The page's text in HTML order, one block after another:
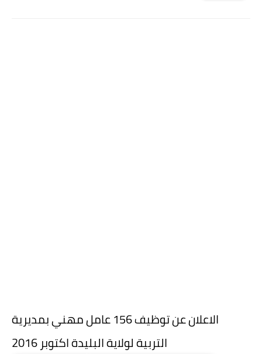
الاعلان عن توظيف 156 عامل مهني بمديرية
التربية لولاية البليدة اكتوبر 2016